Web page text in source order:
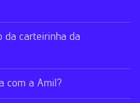
da carteirinha da
com a Amil?